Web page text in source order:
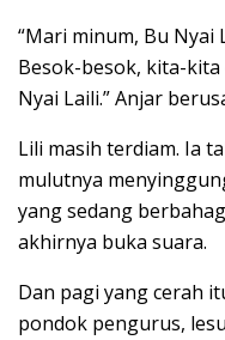
“Mari minum, Bu Nyai
Besok-besok, kita-
Nyai Laili.” Anjar
Lili masih terdiam. Ia
mulutnya
yang sedang
akhirnya buka suara.
Dan pagi yang cerah
pondok pengurus,